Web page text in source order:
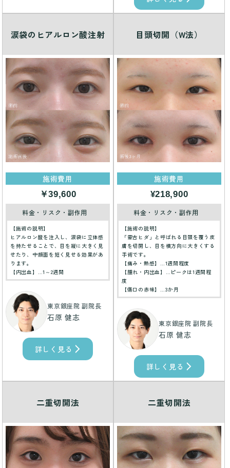
涙袋のヒアルロン酸注射
施術費用
￥39,600
料金・リスク・副作用
【施術の説明】
ヒアルロン酸を注入し、涙袋に立体感
を持たせることで、目を縦に大きく見
せたり、中顔面を短く見せる効果があ
ります。
【内出血】…1～2週間
東京銀座院 副院長
石原 健志
詳しく見る
目頭切開（W法）
施術費用
¥218,900
料金・リスク・副作用
【施術の説明】
「蒙古ヒダ」と呼ばれる目頭を覆う皮
膚を切開し、目を横方向に大きくする
手術です。
【痛み・熱感】…1週間程度
【腫れ・内出血】…ピークは1週間程
度
【傷口の赤味】…3か月
東京銀座院 副院長
石原 健志
詳しく見る
二重切開法 二重切開法